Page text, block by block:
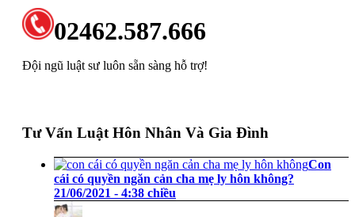
02462.587.666
Đội ngũ luật sư luôn sẵn sàng hỗ trợ!
Tư Vấn Luật Hôn Nhân Và Gia Đình
Con
cái có quyền ngăn cản cha mẹ ly hôn không?
21/06/2021 - 4:38 chiều